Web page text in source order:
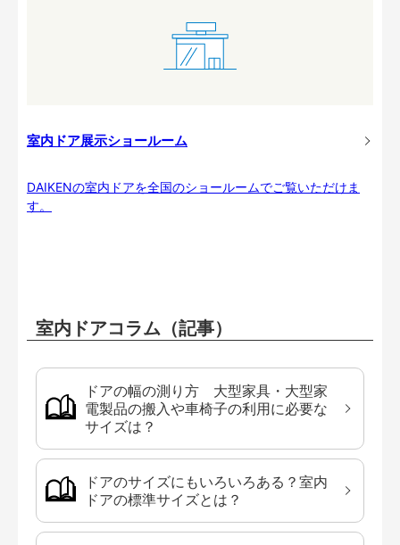
室内ドア展示ショールーム
DAIKENの室内ドアを全国のショールームでご覧いただけま
す。
室内ドアコラム（記事）
ドアの幅の測り方 大型家具・大型家
電製品の搬入や車椅子の利用に必要な
サイズは？
ドアのサイズにもいろいろある？室内
ドアの標準サイズとは？